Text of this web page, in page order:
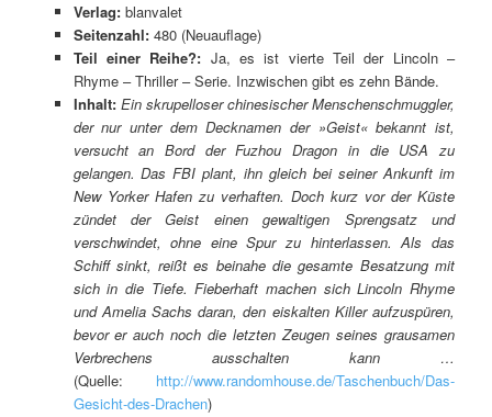
Verlag:blanvalet
Seitenzahl: 480 (Neuauflage)
Teil einer Reihe?: Ja, es ist vierte Teil der Lincoln –
Rhyme – Thriller – Serie. Inzwischen gibt es zehn Bände.
Inhalt: Ein skrupelloser chinesischer Menschenschmuggler,
der nur unter dem Decknamen der »Geist« bekannt ist,
versucht an Bord der Fuzhou Dragon in die USA zu
gelangen. Das FBI plant, ihn gleich bei seiner Ankunft im
New Yorker Hafen zu verhaften. Doch kurz vor der Küste
zündet der Geist einen gewaltigen Sprengsatz und
verschwindet, ohne eine Spur zu hinterlassen. Als das
Schiff sinkt, reißt es beinahe die gesamte Besatzung mit
sich in die Tiefe. Fieberhaft machen sich Lincoln Rhyme
und Amelia Sachs daran, den eiskalten Killer aufzuspüren,
bevor er auch noch die letzten Zeugen seines grausamen
Verbrechens ausschalten kann …
(Quelle: http://www.randomhouse.de/Taschenbuch/Das-
Gesicht-des-Drachen)